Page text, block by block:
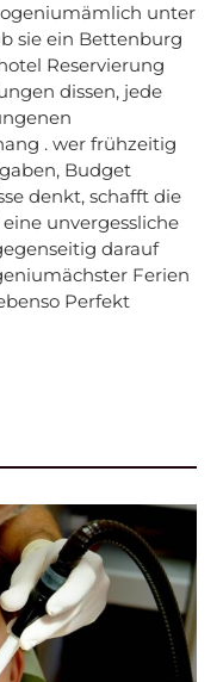
unter
sie ein Bettenburg
Reservierung
dissen, jede
. wer frühzeitig
Budget
denkt, schafft die
unvergessliche
darauf
Ferien
Perfekt